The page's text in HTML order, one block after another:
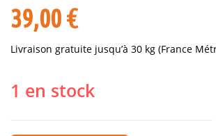
39,00€
Livraison gratuite jusqu’à 30 kg (France
1 en stock